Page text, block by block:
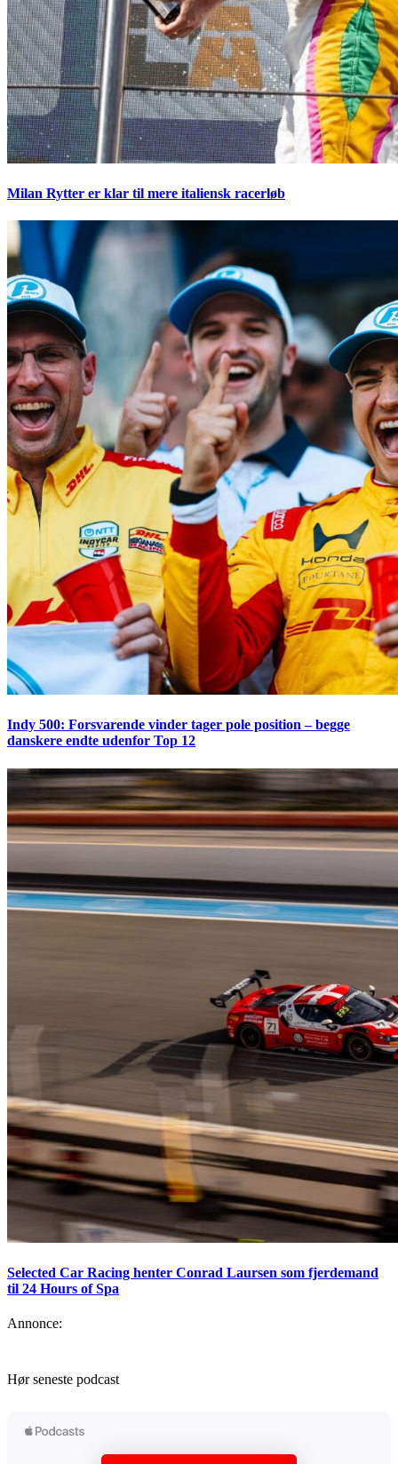
Milan Rytter er klar til mere italiensk racerløb
Indy 500: Forsvarende vinder tager pole position – begge
danskere endte udenfor Top 12
Selected Car Racing henter Conrad Laursen som fjerdemand
til 24 Hours of Spa
Annonce:
Hør seneste podcast